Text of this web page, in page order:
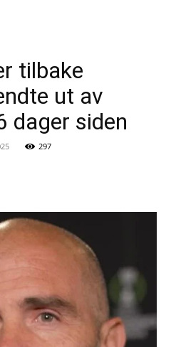
tilbake
ut av
dager siden
297